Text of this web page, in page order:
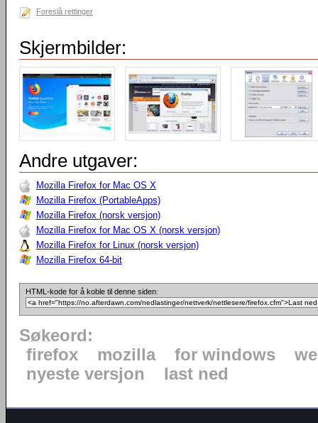
Foreslå rettinger
Skjermbilder:
Andre utgaver:
Mozilla Firefox for Mac OS X
Mozilla Firefox (PortableApps)
Mozilla Firefox (norsk versjon)
Mozilla Firefox for Mac OS X (norsk versjon)
Mozilla Firefox for Linux (norsk versjon)
Mozilla Firefox 64-bit
HTML-kode for å koble til denne siden:
Søkeord:
firefox
mozilla for windows
nyeste versjon
last ned